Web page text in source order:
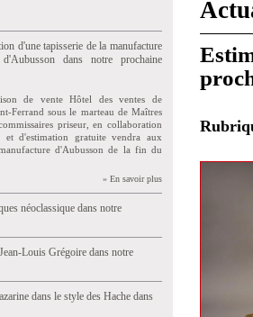
d'une tapisserie de la manufacture
dans notre prochaine
de vente Hôtel des ventes de
Ferrand sous le marteau de Maîtres
priseur, en collaboration
et d'estimation gratuite vendra aux
d'Aubusson de la fin du
» En savoir plus
néoclassique dans notre
Louis Grégoire dans notre
dans le style des Hache dans